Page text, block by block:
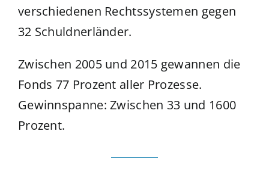
verschiedenen Rechtssystemen gegen
32 Schuldnerländer.
Zwischen 2005 und 2015 gewannen die
Fonds 77 Prozent aller Prozesse.
Gewinnspanne: Zwischen 33 und 1600
Prozent.